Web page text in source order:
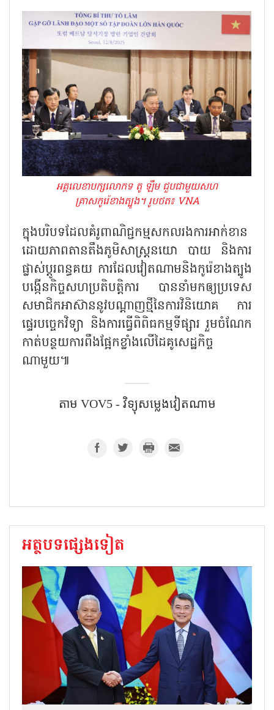
អគ្គលេខាបក្សលោកទ តូ ឡឹម ជួបជាមួយសហ
គ្រាសកូរ៉េខាងត្បូង។ រូបថត៖ VNA
ក្នុងបរិបទដែលគំរូពាណិជ្ជកម្មសកលរងការអាក់ខាន
ដោយភាពតានតឹងភូមិសាស្ត្រនយោ បាយ និងការ
ផ្លាស់ប្តូរពន្ធគយ ការដែលវៀតណាមនិងកូរ៉េខាងត្បូង
បង្កើនកិច្ចសហប្រតិបត្តិការ បាននាំមកឲ្យប្រទេស
សមាជិកអាស៊ាននូវបណ្តាញថ្មីនៃការវិនិយោគ ការ
ផ្ទេរបច្ចេកវិទ្យា និងការធ្វើពិពិធកម្មទីផ្សារ រួមចំណែក
កាត់បន្ថយការពឹងផ្អែកខ្លាំងលើដៃគូសេដ្ឋកិច្ច
ណាមួយ៕
តាម​ VOV5 - វិទ្យុសម្លេងវៀតណាម
អត្ថបទផ្សេងទៀត